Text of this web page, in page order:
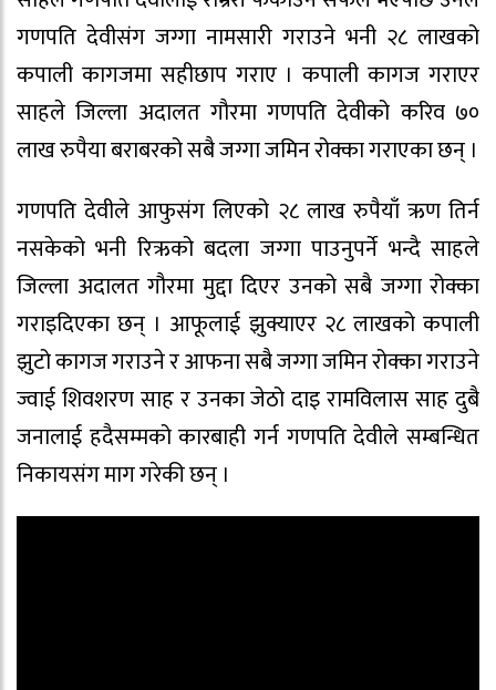
गणपति देवीसंग जग्गा नामसारी गराउने भनी २८ लाखको
कपाली कागजमा सहीछाप गराए । कपाली कागज गराएर
साहले जिल्ला अदालत गौरमा गणपति देवीको करिव ७०
लाख रुपैया बराबरको सबै जग्गा जमिन रोक्का गराएका छन् ।
गणपति देवीले आफुसंग लिएको २८ लाख रुपैयाँ ऋण तिर्न
नसकेको भनी रिऋको बदला जग्गा पाउनुपर्ने भन्दै साहले
जिल्ला अदालत गौरमा मुद्दा दिएर उनको सबै जग्गा रोक्का
गराइदिएका छन् । आफूलाई झुक्याएर २८ लाखको कपाली
झुटो कागज गराउने र आफना सबै जग्गा जमिन रोक्का गराउने
ज्वाई शिवशरण साह र उनका जेठो दाइ रामविलास साह दुबै
जनालाई हदैसम्मको कारबाही गर्न गणपति देवीले सम्बन्धित
निकायसंग माग गरेकी छन् ।